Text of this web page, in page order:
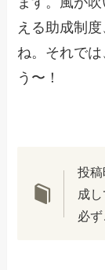
える助成制
ね。それで
う〜！
投
成
必